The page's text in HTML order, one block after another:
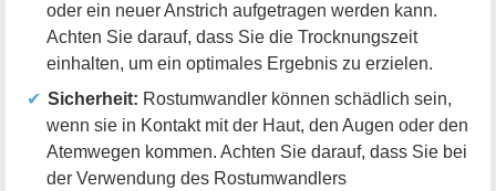
oder ein neuer Anstrich aufgetragen werden kann.
Achten Sie darauf, dass Sie die Trocknungszeit
einhalten, um ein optimales Ergebnis zu erzielen.
Sicherheit: Rostumwandler können schädlich sein,
wenn sie in Kontakt mit der Haut, den Augen oder den
Atemwegen kommen. Achten Sie darauf, dass Sie bei
der Verwendung des Rostumwandlers